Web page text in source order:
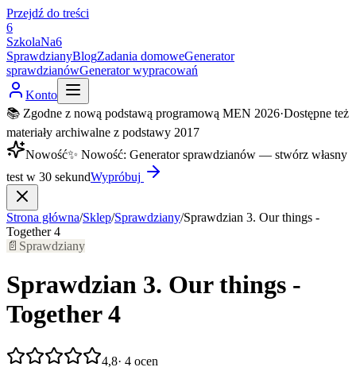
Przejdź do treści
6
SzkolaNa6
SprawdzianyBlogZadania domoweGenerator
sprawdzianówGenerator wypracowań
Konto
📚 Zgodne z nową podstawą programową MEN 2026·Dostępne też
materiały archiwalne z podstawy 2017
Nowość✨ Nowość: Generator sprawdzianów — stwórz własny
test w 30 sekundWypróbuj
Strona główna/Sklep/Sprawdziany/Sprawdzian 3. Our things -
Together 4
📄 Sprawdziany
Sprawdzian 3. Our things -
Together 4
4,8· 4 ocen